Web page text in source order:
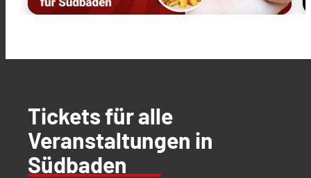
Tickets für alle
Veranstaltungen in
Südbaden